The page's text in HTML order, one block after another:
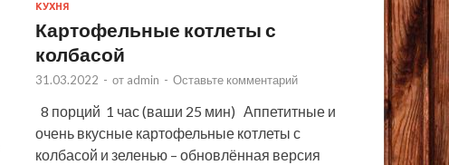
КУХНЯ
Картофельные котлеты с
колбасой
31.03.2022 - от admin - Оставьте комментарий
8 порций 1 час (ваши 25 мин) Аппетитные и
очень вкусные картофельные котлеты с
колбасой и зеленью – обновлённая версия